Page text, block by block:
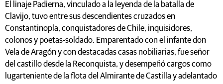
El linaje Padierna, vinculado a la leyenda de la batalla de
Clavijo, tuvo entre sus descendientes cruzados en
Constantinopla, conquistadores de Chile, inquisidores,
colonos y poetas-soldado. Emparentado con el infante don
Vela de Aragón y con destacadas casas nobiliarias, fue señor
del castillo desde la Reconquista, y desempeñó cargos como
lugarteniente de la flota del Almirante de Castilla y adelantado